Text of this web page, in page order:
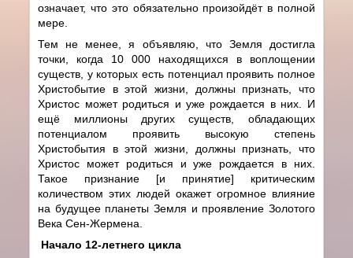
означает, что это обязательно произойдёт в полной
мере.
Тем не менее, я объявляю, что Земля достигла
точки, когда 10 000 находящихся в воплощении
существ, у которых есть потенциал проявить полное
Христобытие в этой жизни, должны признать, что
Христос может родиться и уже рождается в них. И
ещё миллионы других существ, обладающих
потенциалом проявить высокую степень
Христобытия в этой жизни, должны признать, что
Христос может родиться и уже рождается в них.
Такое признание [и принятие] критическим
количеством этих людей окажет огромное влияние
на будущее планеты Земля и проявление Золотого
Века Сен-Жермена.
Начало 12-летнего цикла